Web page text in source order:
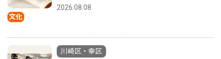
文化
2026.08.08
川崎区・幸区